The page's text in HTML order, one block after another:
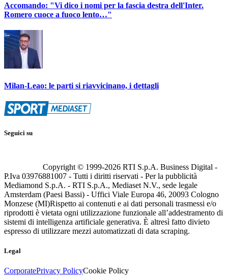
Accomando: "Vi dico i nomi per la fascia destra dell'Inter.
Romero cuoce a fuoco lento…"
Milan-Leao: le parti si riavvicinano, i dettagli
Seguici su
Copyright © 1999-2026 RTI S.p.A. Business Digital -
P.Iva 03976881007 - Tutti i diritti riservati - Per la pubblicità
Mediamond S.p.A. - RTI S.p.A., Mediaset N.V., sede legale
Amsterdam (Paesi Bassi) - Uffici Viale Europa 46, 20093 Cologno
Monzese (MI)Rispetto ai contenuti e ai dati personali trasmessi e/o
riprodotti è vietata ogni utilizzazione funzionale all’addestramento di
sistemi di intelligenza artificiale generativa. È altresì fatto divieto
espresso di utilizzare mezzi automatizzati di data scraping.
Legal
CorporatePrivacy PolicyCookie Policy